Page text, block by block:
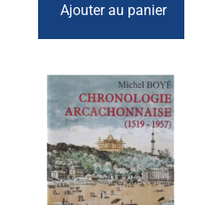
Ajouter au panier